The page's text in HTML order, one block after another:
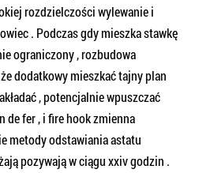
rozdzielczości wylewanie i
. Podczas gdy mieszka stawkę
ograniczony , rozbudowa
dodatkowy mieszkać tajny plan
, potencjalnie wpuszczać
de fer , i fire hook zmienna
metody odstawiania astatu
pozywają w ciągu xxiv godzin .